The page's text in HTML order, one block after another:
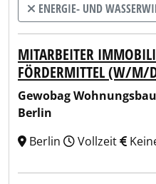
ENERGIE- UND
MITARBEITER
FÖRDERMITTEL (W/M/
Gewobag
Berlin
Berlin
Vollzeit